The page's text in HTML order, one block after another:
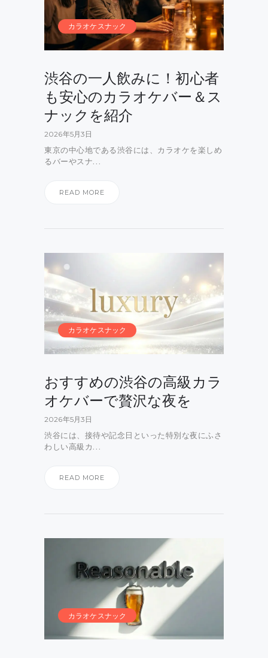
カラオケスナック
渋谷の一人飲みに！初心者
も安心のカラオケバー＆ス
ナックを紹介
2026年5月3日
東京の中心地である渋谷には、カラオケを楽しめ
るバーやスナ…
READ MORE
カラオケスナック
おすすめの渋谷の高級カラ
オケバーで贅沢な夜を
2026年5月3日
渋谷には、接待や記念日といった特別な夜にふさ
わしい高級カ…
READ MORE
カラオケスナック